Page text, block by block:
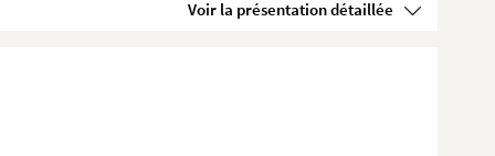
Voir la présentation détaillée